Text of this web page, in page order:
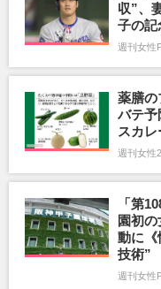
収”、
子の記
週刊女性
薬膳の
バテ
スカレ
週刊女性
「第
園初
動に《
技術”
週刊女性